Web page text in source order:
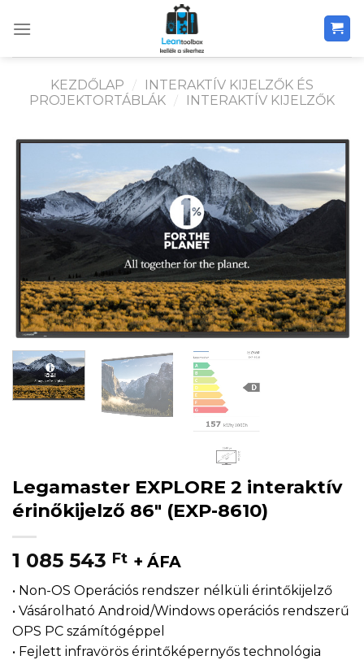
KEZDŐLAP /
INTERAKTÍV KIJELZŐK ÉS
PROJEKTORTÁBLÁK / INTERAKTÍV KIJELZŐK
Legamaster EXPLORE 2 interaktív
érinőkijelző 86″ (EXP-8610)
1 085 543 Ft + ÁFA
• Non-OS Operációs rendszer nélküli érintőkijelző
• Vásárolható Android/Windows operációs rendszerű
OPS PC számítógéppel
• Fejlett infravörös érintőképernyős technológia